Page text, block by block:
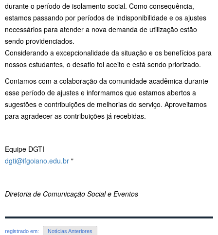
durante o período de isolamento social. Como consequência,
estamos passando por períodos de indisponibilidade e os ajustes
necessários para atender a nova demanda de utilização estão
sendo providenciados.
Considerando a excepcionalidade da situação e os benefícios para
nossos estudantes, o desafio foi aceito e está sendo priorizado.
Contamos com a colaboração da comunidade acadêmica durante
esse período de ajustes e informamos que estamos abertos a
sugestões e contribuições de melhorias do serviço. Aproveitamos
para agradecer as contribuições já recebidas.
Equipe DGTI
dgti@ifgoiano.edu.br "
Diretoria de Comunicação Social e Eventos
registrado em: Notícias Anteriores